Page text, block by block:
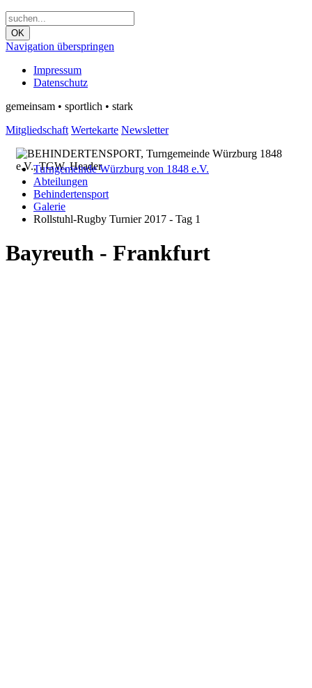
OK
Navigation überspringen
Impressum
Datenschutz
gemeinsam • sportlich • stark
Mitgliedschaft Wertekarte Newsletter
Turngemeinde Würzburg von 1848 e.V.
Abteilungen
Behindertensport
Galerie
Rollstuhl-Rugby Turnier 2017 - Tag 1
Bayreuth - Frankfurt